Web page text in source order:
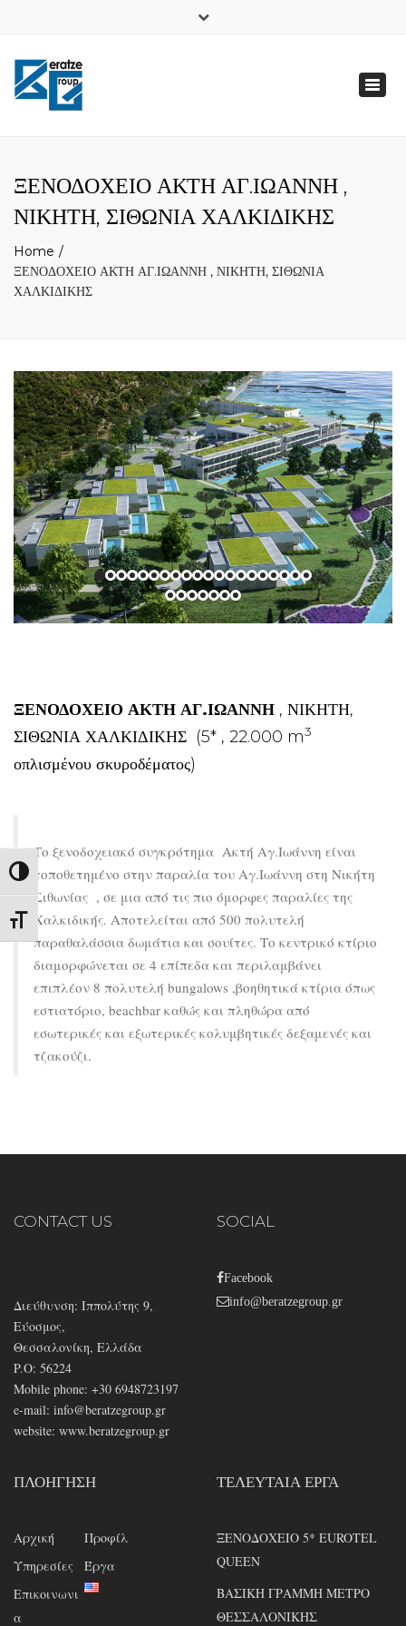
Εναλλαγή Υψηλής Αντίθεσης
Εναλλαγή Μεγέθους Γραμμάτων
Toggle
ΞΕΝΟΔΟΧΕΙΟ ΑΚΤΗ ΑΓ.ΙΩΑΝΝΗ ,
ΝΙΚΗΤΗ, ΣΙΘΩΝΙΑ ΧΑΛΚΙΔΙΚΗΣ
Home
ΞΕΝΟΔΟΧΕΙΟ ΑΚΤΗ ΑΓ.ΙΩΑΝΝΗ , ΝΙΚΗΤΗ, ΣΙΘΩΝΙΑ
ΧΑΛΚΙΔΙΚΗΣ
ΞΕΝΟΔΟΧΕΙΟ ΑΚΤΗ ΑΓ.ΙΩΑΝΝΗ , ΝΙΚΗΤΗ,
ΣΙΘΩΝΙΑ ΧΑΛΚΙΔΙΚΗΣ (5* , 22.000 m3
οπλισμένου σκυροδέματος)
Το ξενοδοχειακό συγκρότημα Ακτή Αγ.Ιωάννη είναι
τοποθετημένο στην παραλία του Αγ.Ιωάννη στη Νικήτη
Σιθωνίας , σε μια από τις πιο όμορφες παραλίες της
Χαλκιδικής. Αποτελείται από 500 πολυτελή
παραθαλάσσια δωμάτια και σουίτες. Το κεντρικό κτίριο
διαμορφώνεται σε 4 επίπεδα και περιλαμβάνει
επιπλέον 8 πολυτελή bungalows ,βοηθητικά κτίρια όπως
εστιατόριο, beachbar καθώς και πληθώρα από
εσωτερικές και εξωτερικές κολυμβητικές δεξαμενές και
τζακούζι.
CONTACT US
Διεύθυνση: Ιππολύτης 9,
Εύοσμος,
Θεσσαλονίκη, Ελλάδα
P.O: 56224
Mobile phone: +30 6948723197
e-mail: info@beratzegroup.gr
website: www.beratzegroup.gr
SOCIAL
Facebook
info@beratzegroup.gr
ΠΛΟΉΓΗΣΗ
Αρχική
Προφίλ
Υπηρεσίες
Έργα
Επικοινωνι
α
ΤΕΛΕΥΤΑΊΑ ΈΡΓΑ
ΞΕΝΟΔΟΧΕΙΟ 5* EUROTEL
QUEEN
ΒΑΣΙΚΗ ΓΡΑΜΜΗ ΜΕΤΡΟ
ΘΕΣΣΑΛΟΝΙΚΗΣ